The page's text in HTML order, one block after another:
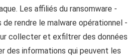
Les affiliés du ransomware -
rendre le malware opérationnel -
collecter et exfiltrer des données
des informations qui peuvent les